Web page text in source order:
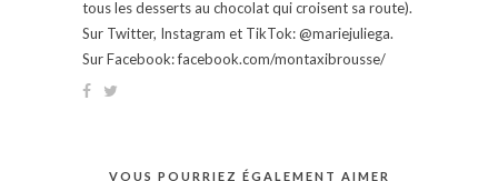
tous les desserts au chocolat qui croisent sa route).
Sur Twitter, Instagram et TikTok: @mariejuliega.
Sur Facebook: facebook.com/montaxibrousse/
VOUS POURRIEZ ÉGALEMENT AIMER